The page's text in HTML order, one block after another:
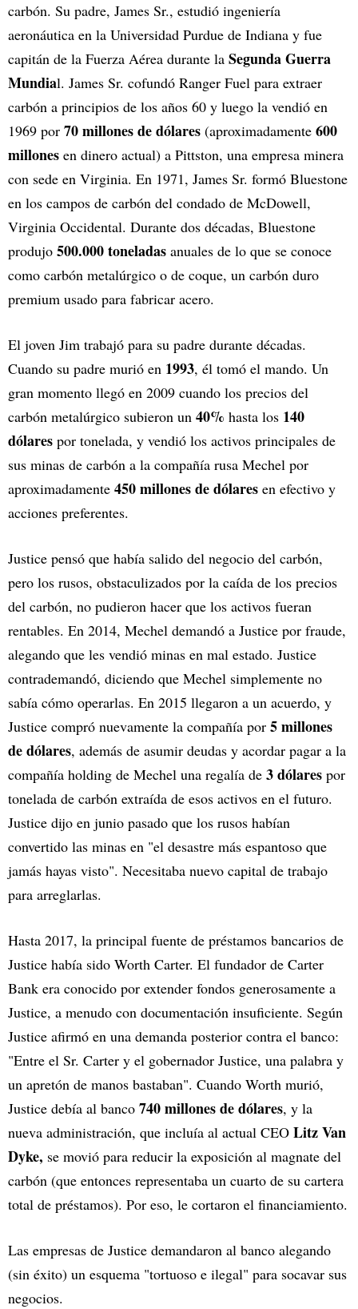
carbón. Su padre, James Sr., estudió ingeniería
aeronáutica en la Universidad Purdue de Indiana y fue
capitán de la Fuerza Aérea durante la Segunda Guerra
Mundial. James Sr. cofundó Ranger Fuel para extraer
carbón a principios de los años 60 y luego la vendió en
1969 por 70 millones de dólares (aproximadamente 600
millones en dinero actual) a Pittston, una empresa minera
con sede en Virginia. En 1971, James Sr. formó Bluestone
en los campos de carbón del condado de McDowell,
Virginia Occidental. Durante dos décadas, Bluestone
produjo 500.000 toneladas anuales de lo que se conoce
como carbón metalúrgico o de coque, un carbón duro
premium usado para fabricar acero.
El joven Jim trabajó para su padre durante décadas.
Cuando su padre murió en 1993, él tomó el mando. Un
gran momento llegó en 2009 cuando los precios del
carbón metalúrgico subieron un 40% hasta los 140
dólares por tonelada, y vendió los activos principales de
sus minas de carbón a la compañía rusa Mechel por
aproximadamente 450 millones de dólares en efectivo y
acciones preferentes.
Justice pensó que había salido del negocio del carbón,
pero los rusos, obstaculizados por la caída de los precios
del carbón, no pudieron hacer que los activos fueran
rentables. En 2014, Mechel demandó a Justice por fraude,
alegando que les vendió minas en mal estado. Justice
contrademandó, diciendo que Mechel simplemente no
sabía cómo operarlas. En 2015 llegaron a un acuerdo, y
Justice compró nuevamente la compañía por 5 millones
de dólares, además de asumir deudas y acordar pagar a la
compañía holding de Mechel una regalía de 3 dólares por
tonelada de carbón extraída de esos activos en el futuro.
Justice dijo en junio pasado que los rusos habían
convertido las minas en "el desastre más espantoso que
jamás hayas visto". Necesitaba nuevo capital de trabajo
para arreglarlas.
Hasta 2017, la principal fuente de préstamos bancarios de
Justice había sido Worth Carter. El fundador de Carter
Bank era conocido por extender fondos generosamente a
Justice, a menudo con documentación insuficiente. Según
Justice afirmó en una demanda posterior contra el banco:
"Entre el Sr. Carter y el gobernador Justice, una palabra y
un apretón de manos bastaban". Cuando Worth murió,
Justice debía al banco 740 millones de dólares, y la
nueva administración, que incluía al actual CEO Litz Van
Dyke, se movió para reducir la exposición al magnate del
carbón (que entonces representaba un cuarto de su cartera
total de préstamos). Por eso, le cortaron el financiamiento.
Las empresas de Justice demandaron al banco alegando
(sin éxito) un esquema "tortuoso e ilegal" para socavar sus
negocios.